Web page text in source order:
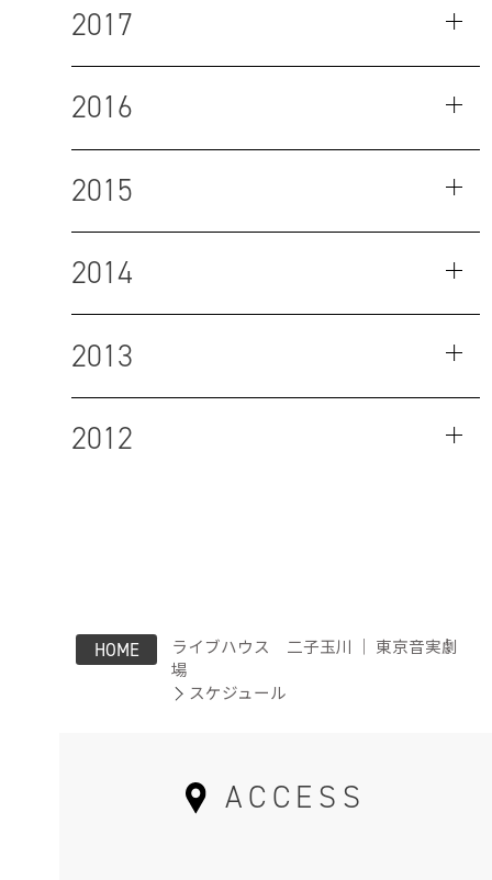
2017
2016
2015
2014
2013
2012
HOME
ライブハウス 二子玉川 ｜ 東京音実劇
場
スケジュール
ACCESS